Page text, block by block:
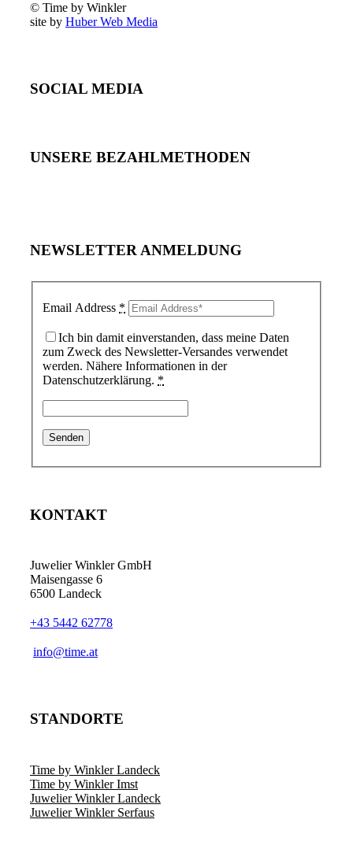
© Time by Winkler
site by Huber Web Media
SOCIAL MEDIA
UNSERE BEZAHLMETHODEN
NEWSLETTER ANMELDUNG
Email Address *
Ich bin damit einverstanden, dass meine Daten
zum Zweck des Newsletter-Versandes verwendet
werden. Nähere Informationen in der
Datenschutzerklärung. *
KONTAKT
Juwelier Winkler GmbH
Maisengasse 6
6500 Landeck
+43 5442 62778
info@time.at
STANDORTE
Time by Winkler Landeck
Time by Winkler Imst
Juwelier Winkler Landeck
Juwelier Winkler Serfaus